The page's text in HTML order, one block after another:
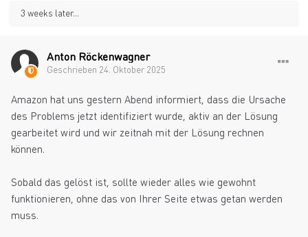
3 weeks later...
Anton Röckenwagner
Geschrieben 24. Oktober 2025
Amazon hat uns gestern Abend informiert, dass die Ursache
des Problems jetzt identifiziert wurde, aktiv an der Lösung
gearbeitet wird und wir zeitnah mit der Lösung rechnen
können.
Sobald das gelöst ist, sollte wieder alles wie gewohnt
funktionieren, ohne das von Ihrer Seite etwas getan werden
muss.